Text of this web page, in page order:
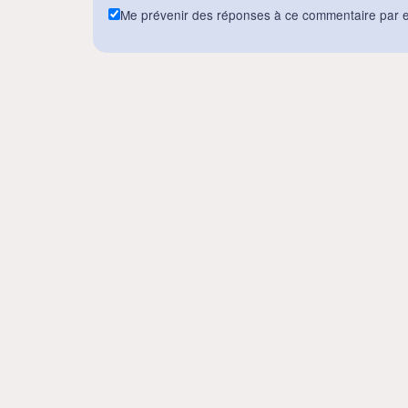
Me prévenir des réponses à ce commentaire par